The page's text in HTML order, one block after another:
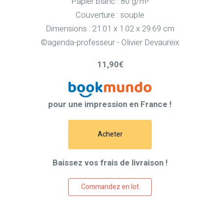
Couverture : souple
Dimensions : 21.01 x 1.02 x 29.69 cm
©agenda-professeur - Olivier Devaureix
11,90€
pour une impression en France !
Acheter
Baissez vos frais de livraison !
Commandez en lot